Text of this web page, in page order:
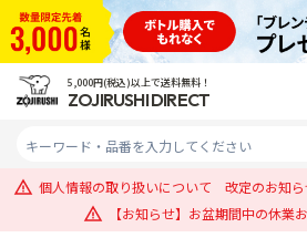
5,000円(税込)以上で送料無料！
ZOJIRUSHI DIRECT
個人情報の取り扱いについて 改定のお知
【お知らせ】お盆期間中の休業